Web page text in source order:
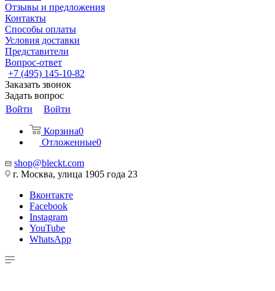
Отзывы и предложения
Контакты
Способы оплаты
Условия доставки
Представители
Вопрос-ответ
+7 (495) 145-10-82
Заказать звонок
Задать вопрос
Войти
Войти
Корзина0
Отложенные0
shop@bleckt.com
г. Москва, улица 1905 года 23
Вконтакте
Facebook
Instagram
YouTube
WhatsApp